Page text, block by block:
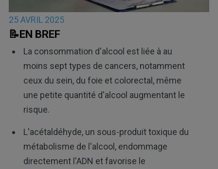
25 AVRIL 2025
📝EN BREF
La consommation d'alcool est liée à au
moins sept types de cancers, notamment
ceux du sein, du foie et colorectal, même
une petite quantité d'alcool augmentant le
risque.
L'acétaldéhyde, un sous-produit toxique du
métabolisme de l'alcool, endommage
directement l'ADN et favorise le